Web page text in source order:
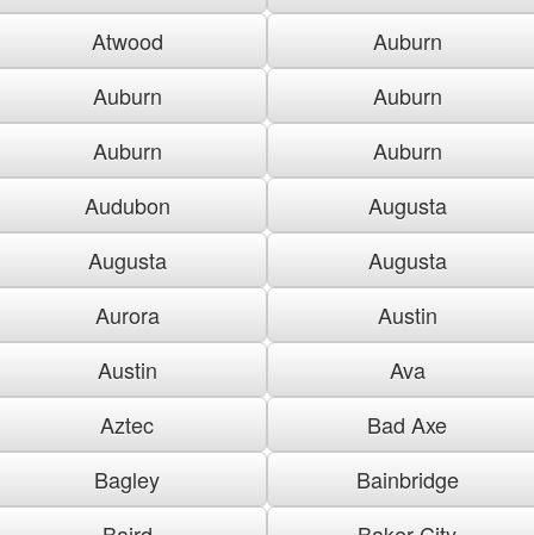
Atwood
Auburn
Auburn
Auburn
Auburn
Auburn
Audubon
Augusta
Augusta
Augusta
Aurora
Austin
Austin
Ava
Aztec
Bad Axe
Bagley
Bainbridge